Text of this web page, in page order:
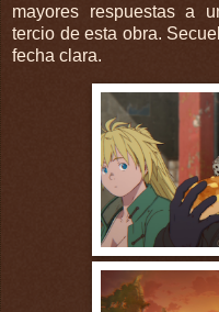
mayores respuestas a
tercio de esta obra.
fecha clara.